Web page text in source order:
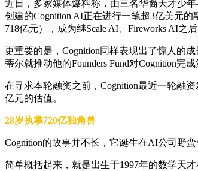
近日，多家媒体爆料称，由三名华裔天才少
创建的Cognition AI正在进行一笔超3亿美元的
718亿元），成为继Scale AI、Fireworks AI之
更重要的是，Cognition同样表现出了惊人的
蒂尔就推动他的Founders Fund对Cognition完
在寻求本轮融资之前，Cognition最近一轮融
亿元的估值。
28岁执掌720亿独角兽
Cognition的故事并不长，它诞生在AI公司野蛮
简单概括起来，就是出生于1997年的数学天